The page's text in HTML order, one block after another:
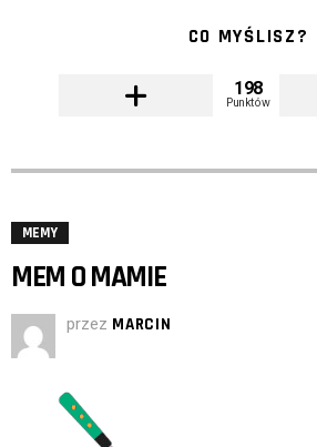
CO MYŚLISZ?
198
Punktów
MEMY
MEM O MAMIE
przez MARCIN